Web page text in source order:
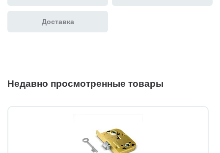
Доставка
Недавно просмотренные товары